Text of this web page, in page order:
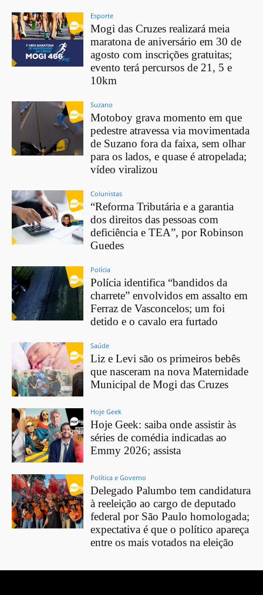
Esporte
Mogi das Cruzes realizará meia
maratona de aniversário em 30 de
agosto com inscrições gratuitas;
evento terá percursos de 21, 5 e
10km
Suzano
Motoboy grava momento em que
pedestre atravessa via movimentada
de Suzano fora da faixa, sem olhar
para os lados, e quase é atropelada;
vídeo viralizou
Colunistas
“Reforma Tributária e a garantia
dos direitos das pessoas com
deficiência e TEA”, por Robinson
Guedes
Polícia
Polícia identifica “bandidos da
charrete” envolvidos em assalto em
Ferraz de Vasconcelos; um foi
detido e o cavalo era furtado
Saúde
Liz e Levi são os primeiros bebês
que nasceram na nova Maternidade
Municipal de Mogi das Cruzes
Hoje Geek
Hoje Geek: saiba onde assistir às
séries de comédia indicadas ao
Emmy 2026; assista
Política e Governo
Delegado Palumbo tem candidatura
à reeleição ao cargo de deputado
federal por São Paulo homologada;
expectativa é que o político apareça
entre os mais votados na eleição